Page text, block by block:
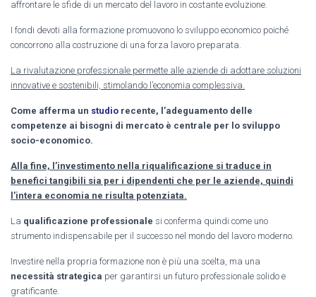
affrontare le sfide di un mercato del lavoro in costante evoluzione.
I fondi devoti alla formazione promuovono lo sviluppo economico poiché
concorrono alla costruzione di una forza lavoro preparata.
La rivalutazione professionale permette alle aziende di adottare soluzioni
innovative e sostenibili, stimolando l’economia complessiva.
Come afferma un studio recente, l’adeguamento delle
competenze ai bisogni di mercato è centrale per lo sviluppo
socio-economico.
Alla fine, l’investimento nella riqualificazione si traduce in
benefici tangibili sia per i dipendenti che per le aziende, quindi
l’intera economia ne risulta potenziata.
La qualificazione professionale si conferma quindi come uno
strumento indispensabile per il successo nel mondo del lavoro moderno.
Investire nella propria formazione non è più una scelta, ma una
necessità strategica per garantirsi un futuro professionale solido e
gratificante.